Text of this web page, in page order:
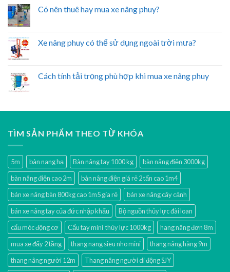
Có nên thuê hay mua xe nâng phuy?
Xe nâng phuy có thể sử dụng ngoài trời mưa?
Cách tính tải trọng phù hợp khi mua xe nâng phuy
TÌM SẢN PHẨM THEO TỪ KHÓA
5m bàn nang hạ Bàn nâng tay 1000 kg
bàn nâng điện 3000kg
bàn nâng điện cao 2m
bàn nâng điện giá rẻ 2 tấn cao 1m4
bán xe nâng bàn 800kg cao 1m5 gía rẻ
bán xe nâng cây cảnh
bán xe nâng tay của đức nhập khẩu
Bộ nguồn thủy lực đài loan
cẩu móc động cơ
Cẩu tay mini thủy lực 1000kg
hang nâng đơn 8m
mua xe đẩy 2 tầng
thang nang sieu nho mini
thang nâng hàng 9m
thang nâng người 12m
Thang nâng người di động SJY